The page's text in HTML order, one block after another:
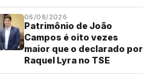
06/08/2026
Patrimônio de João
Campos é oito vezes
maior que o declarado por
Raquel Lyra no TSE